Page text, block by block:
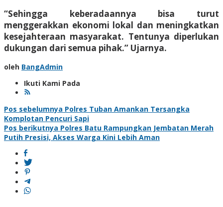
“Sehingga keberadaannya bisa turut
menggerakkan ekonomi lokal dan meningkatkan
kesejahteraan masyarakat. Tentunya diperlukan
dukungan dari semua pihak.” Ujarnya.
oleh BangAdmin
Ikuti Kami Pada
Navigasi
pos
Pos sebelumnya Polres Tuban Amankan Tersangka
Komplotan Pencuri Sapi
Pos berikutnya Polres Batu Rampungkan Jembatan Merah
Putih Presisi, Akses Warga Kini Lebih Aman